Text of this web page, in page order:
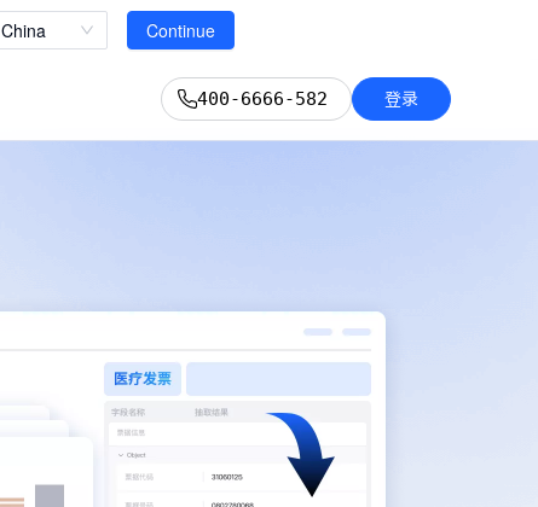
China Continue
立即查看
400-6666-582 登录